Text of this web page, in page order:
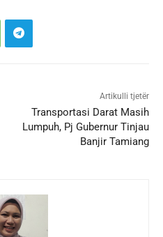
Artikulli tjetër
Transportasi Darat Masih
Lumpuh, Pj Gubernur Tinjau
Banjir Tamiang